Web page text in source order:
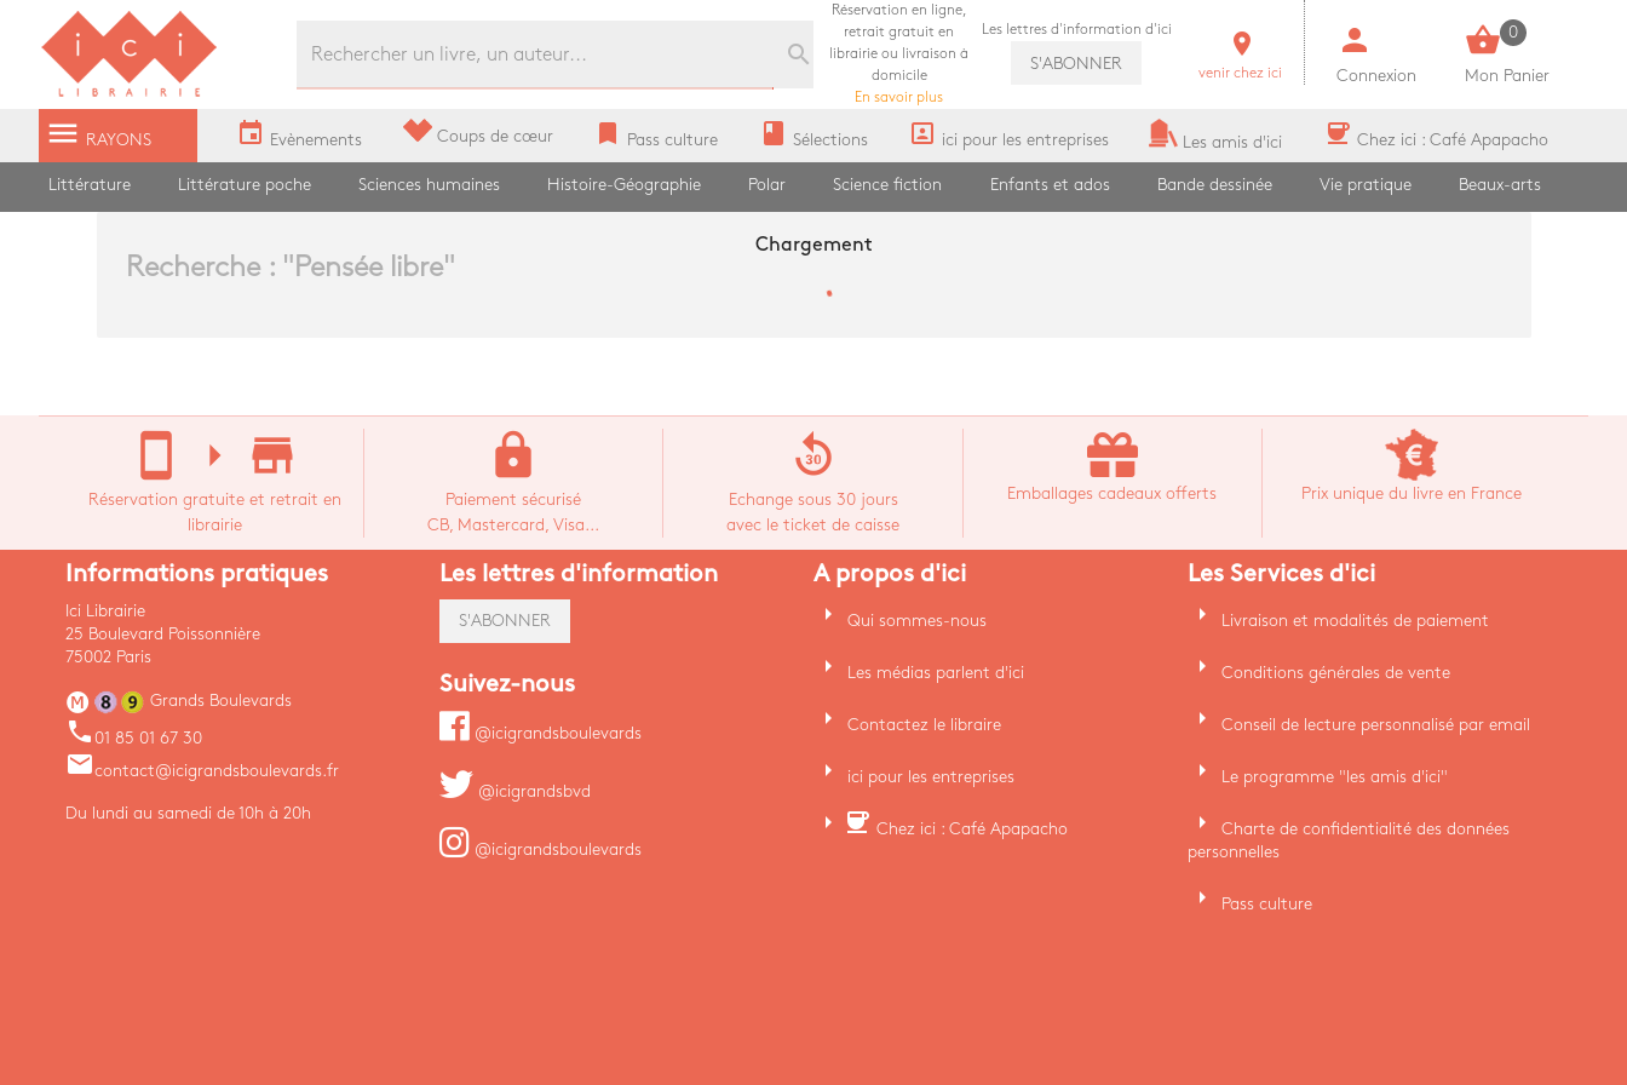
Librairie Ici Grands Boulevards
search
Réservation en ligne,
retrait gratuit en
librairie ou livraison à
domicile
En savoir plus
Les lettres d'information d'ici
S'ABONNER
room
venir chez ici
person
Connexion
shopping_basket 0
Mon Panier
menu RAYONS event Evènements Coups de cœur bookmark Pass culture book Sélections portrait ici pour les entreprises Les amis d'ici coffee Chez ici : Café Apapacho
Littérature Littérature poche Sciences humaines Histoire-Géographie Polar Science fiction Enfants et ados Bande dessinée Vie pratique Beaux-arts
Recherche : " Pensée libre"
Chargement
stay_current_portrait arrow_right store_mall_directory
Réservation gratuite et retrait en
librairie
lock
Paiement sécurisé
CB, Mastercard, Visa...
replay_30
Echange sous 30 jours
avec le ticket de caisse
Emballages cadeaux offerts Prix unique du livre en France
Informations pratiques
Ici Librairie
25 Boulevard Poissonnière
75002 Paris
Grands Boulevards
phone 01 85 01 67 30
emailcontact@icigrandsboulevards.fr
Du lundi au samedi de 10h à 20h
Les lettres d'information
S'ABONNER
Suivez-nous
@icigrandsboulevards
@icigrandsbvd
@icigrandsboulevards
A propos d'ici
arrow_right Qui sommes-nous
arrow_right Les médias parlent d'ici
arrow_right Contactez le libraire
arrow_right ici pour les entreprises
arrow_right coffee Chez ici : Café Apapacho
Les Services d'ici
arrow_right Livraison et modalités de paiement
arrow_right Conditions générales de vente
arrow_right Conseil de lecture personnalisé par email
arrow_right Le programme "les amis d'ici"
arrow_right
Charte de confidentialité des données
personnelles
arrow_right Pass culture